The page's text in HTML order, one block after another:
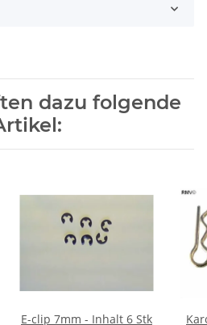
dazu folgende
E-clip 7mm - Inhalt 6 Stk